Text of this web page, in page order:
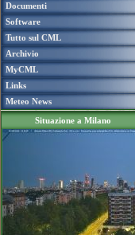
Documenti
Software
Tutto sul CML
Archivio
MyCML
Links
Meteo News
Situazione a Milano